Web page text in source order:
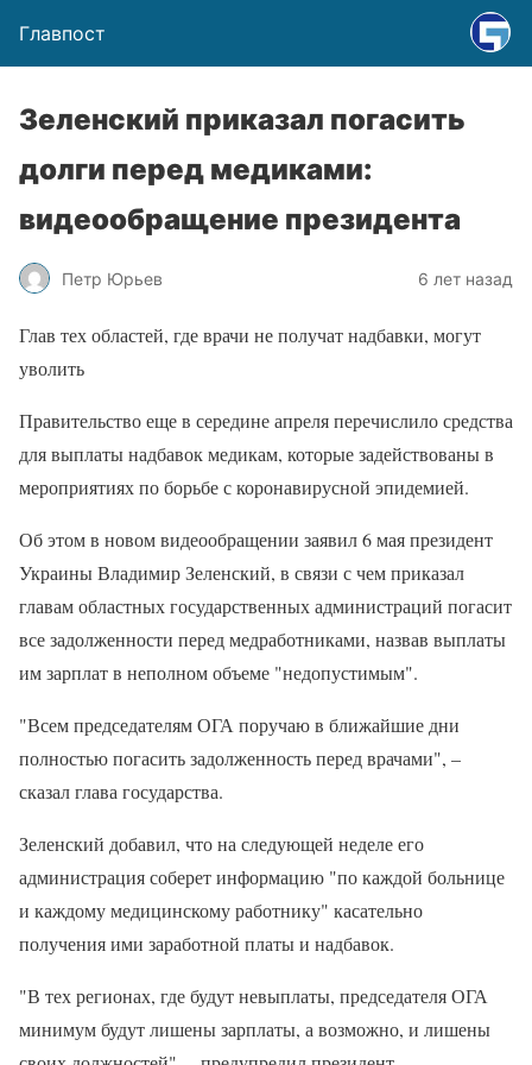
Главпост
Зеленский приказал погасить
долги перед медиками:
видеообращение президента
Петр Юрьев 6 лет назад
Глав тех областей, где врачи не получат надбавки, могут
уволить
Правительство еще в середине апреля перечислило средства
для выплаты надбавок медикам, которые задействованы в
мероприятиях по борьбе с коронавирусной эпидемией.
Об этом в новом видеообращении заявил 6 мая президент
Украины Владимир Зеленский, в связи с чем приказал
главам областных государственных администраций погасит
все задолженности перед медработниками, назвав выплаты
им зарплат в неполном объеме "недопустимым".
"Всем председателям ОГА поручаю в ближайшие дни
полностью погасить задолженность перед врачами", –
сказал глава государства.
Зеленский добавил, что на следующей неделе его
администрация соберет информацию "по каждой больнице
и каждому медицинскому работнику" касательно
получения ими заработной платы и надбавок.
"В тех регионах, где будут невыплаты, председателя ОГА
минимум будут лишены зарплаты, а возможно, и лишены